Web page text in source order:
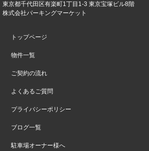
東京都千代田区有楽町1丁目1-3 東京宝塚ビル8階
株式会社パーキングマーケット
トップページ
物件一覧
ご契約の流れ
よくあるご質問
プライバシーポリシー
ブログ一覧
駐車場オーナー様へ